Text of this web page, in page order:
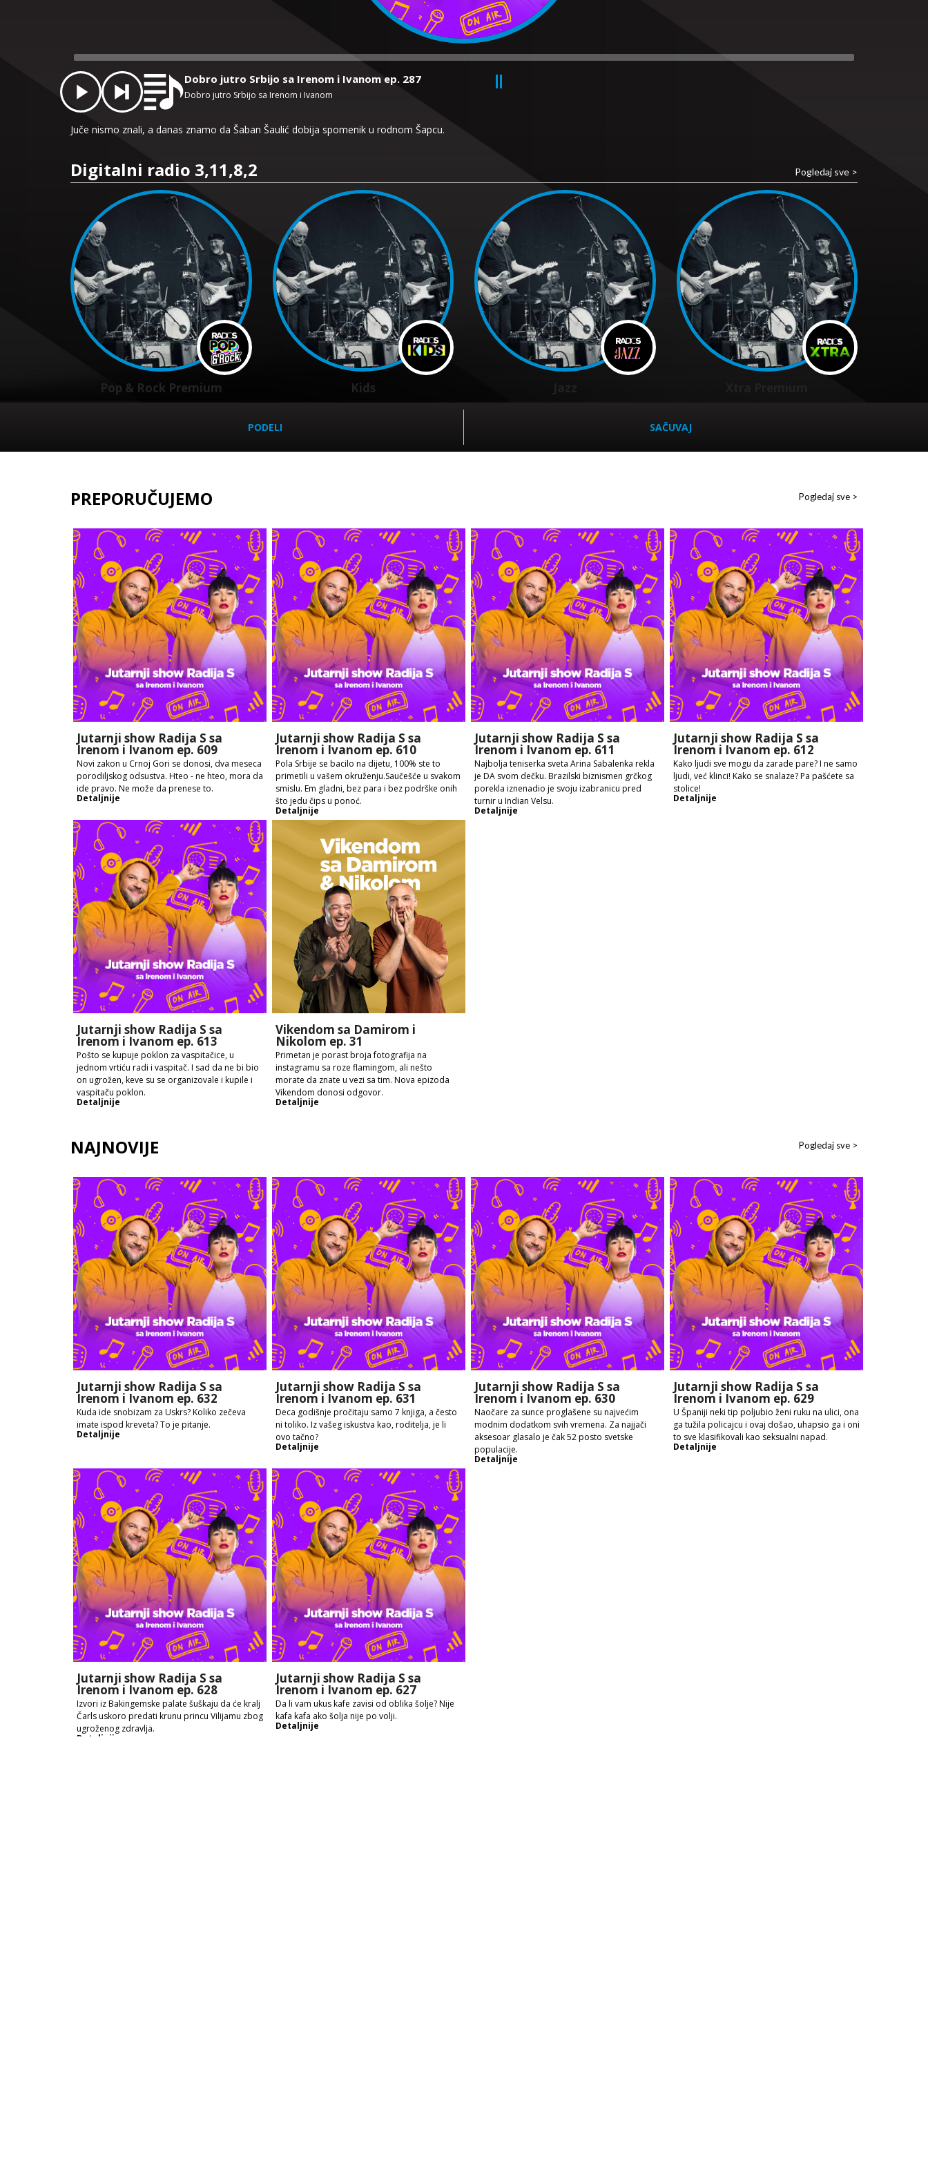
Player
Dobro jutro Srbijo sa Irenom i Ivanom ep. 287
Dobro jutro Srbijo sa Irenom i Ivanom
Juče nismo znali, a danas znamo da Šaban Šaulić dobija spomenik u rodnom Šapcu.
Digitalni radio 3,11,8,2 Pogledaj sve >
Pop & Rock Premium Kids
PODELI SAČUVAJ
PREPORUČUJEMO Pogledaj sve >
Jutarnji show Radija S sa
Irenom i Ivanom ep. 609
Novi zakon u Crnoj Gori se donosi, dva meseca
porodiljskog odsustva. Hteo - ne hteo, mora da
ide pravo. Ne može da prenese to.
Detaljnije
Jutarnji show Radija S sa
Irenom i Ivanom ep. 610
Pola Srbije se bacilo na dijetu, 100% ste to
primetili u vašem okruženju.Saučešće u svakom
smislu. Em gladni, bez para i bez podrške onih
što jedu čips u ponoć.
Detaljnije
Jutarnji show Radija S sa
Irenom i Ivanom ep. 611
Najbolja teniserka sveta Arina Sabalenka rekla
je DA svom dečku. Brazilski biznismen grčkog
porekla iznenadio je svoju izabranicu pred
turnir u Indian Velsu.
Detaljnije
Jutarnji show Radija S sa
Irenom i Ivanom ep. 612
Kako ljudi sve mogu da zarade pare? I ne samo
ljudi, već klinci! Kako se snalaze? Pa pašćete sa
stolice!
Detaljnije
Jutarnji show Radija S sa
Irenom i Ivanom ep. 613
Pošto se kupuje poklon za vaspitačice, u
jednom vrtiću radi i vaspitač. I sad da ne bi bio
on ugrožen, keve su se organizovale i kupile i
vaspitaču poklon.
Detaljnije
Vikendom sa Damirom i
Nikolom ep. 31
Primetan je porast broja fotografija na
instagramu sa roze flamingom, ali nešto
morate da znate u vezi sa tim. Nova epizoda
Vikendom donosi odgovor.
Detaljnije
NAJNOVIJE Pogledaj sve >
Jutarnji show Radija S sa
Irenom i Ivanom ep. 632
Kuda ide snobizam za Uskrs? Koliko zečeva
imate ispod kreveta? To je pitanje.
Detaljnije
Jutarnji show Radija S sa
Irenom i Ivanom ep. 631
Deca godišnje pročitaju samo 7 knjiga, a često
ni toliko. Iz vašeg iskustva kao, roditelja, je li
ovo tačno?
Detaljnije
Jutarnji show Radija S sa
Irenom i Ivanom ep. 630
Naočare za sunce proglašene su najvećim
modnim dodatkom svih vremena. Za najjači
aksesoar glasalo je čak 52 posto svetske
populacije.
Detaljnije
Jutarnji show Radija S sa
Irenom i Ivanom ep. 629
U Španiji neki tip poljubio ženi ruku na ulici, ona
ga tužila policajcu i ovaj došao, uhapsio ga i oni
to sve klasifikovali kao seksualni napad.
Detaljnije
Jutarnji show Radija S sa
Irenom i Ivanom ep. 628
Izvori iz Bakingemske palate šuškaju da će kralj
Čarls uskoro predati krunu princu Vilijamu zbog
ugroženog zdravlja.
Detaljnije
Jutarnji show Radija S sa
Irenom i Ivanom ep. 627
Da li vam ukus kafe zavisi od oblika šolje? Nije
kafa kafa ako šolja nije po volji.
Detaljnije